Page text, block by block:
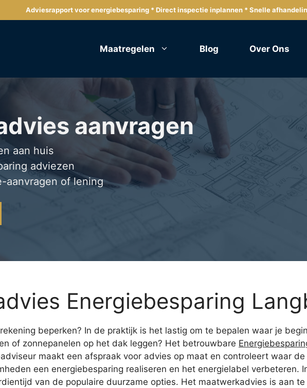
Adviesrapport voor energiebesparing * Direct inspectie inplannen * Snelle
Maatregelen Blog Over Ons
aanvragen
aan huis
adviezen
aanvragen of lening
Energiebesparing
beperken? In de praktijk is het lastig om te bepalen waar je
of zonnepanelen op het dak leggen? Het betrouwbare
maakt een afspraak voor advies op maat en controleert waar
een energiebesparing realiseren en het energielabel verbeteren.
van de populaire duurzame opties. Het maatwerkadvies is aan